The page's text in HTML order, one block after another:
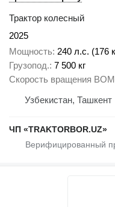
Трактор колесный
2025
Мощность 240 л.с. (176
Грузопод. 7 500 кг
Скорость вращения ВОМ
Узбекистан, Ташкент
ЧП «TRAKTORBOR.UZ»